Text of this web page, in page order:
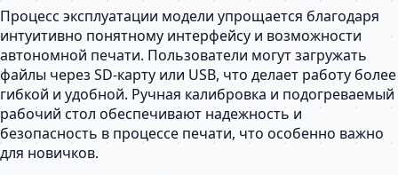
Процесс эксплуатации модели упрощается благодаря
интуитивно понятному интерфейсу и возможности
автономной печати. Пользователи могут загружать
файлы через SD-карту или USB, что делает работу более
гибкой и удобной. Ручная калибровка и подогреваемый
рабочий стол обеспечивают надежность и
безопасность в процессе печати, что особенно важно
для новичков.